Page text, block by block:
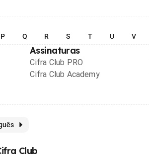
P Q R S T U V
Assinaturas
Cifra Club PRO
Cifra Club Academy
Club